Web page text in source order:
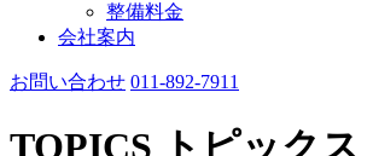
整備料金
会社案内
お問い合わせ 011-892-7911
TOPICS トピックス